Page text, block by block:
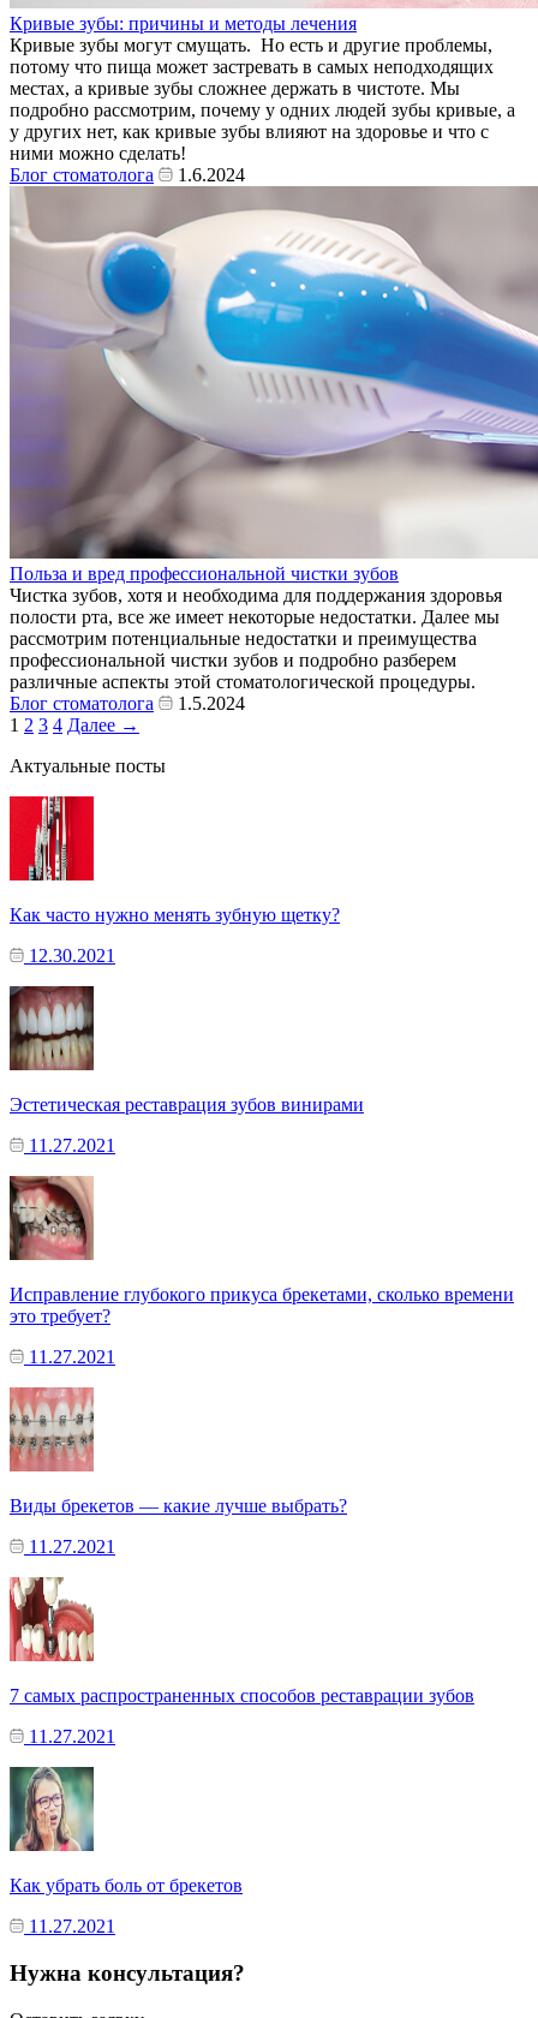
Кривые зубы: причины и методы лечения
Кривые зубы могут смущать. Но есть и другие проблемы,
потому что пища может застревать в самых неподходящих
местах, а кривые зубы сложнее держать в чистоте. Мы
подробно рассмотрим, почему у одних людей зубы кривые, а
у других нет, как кривые зубы влияют на здоровье и что с
ними можно сделать!
Блог стоматолога
1.6.2024
Польза и вред профессиональной чистки зубов
Чистка зубов, хотя и необходима для поддержания здоровья
полости рта, все же имеет некоторые недостатки. Далее мы
рассмотрим потенциальные недостатки и преимущества
профессиональной чистки зубов и подробно разберем
различные аспекты этой стоматологической процедуры.
Блог стоматолога
1.5.2024
1 2 3 4 Далее →
Актуальные посты
Как часто нужно менять зубную щетку?
12.30.2021
Эстетическая реставрация зубов винирами
11.27.2021
Исправление глубокого прикуса брекетами, сколько времени
это требует?
11.27.2021
Виды брекетов — какие лучше выбрать?
11.27.2021
7 самых распространенных способов реставрации зубов
11.27.2021
Как убрать боль от брекетов
11.27.2021
Нужна консультация?